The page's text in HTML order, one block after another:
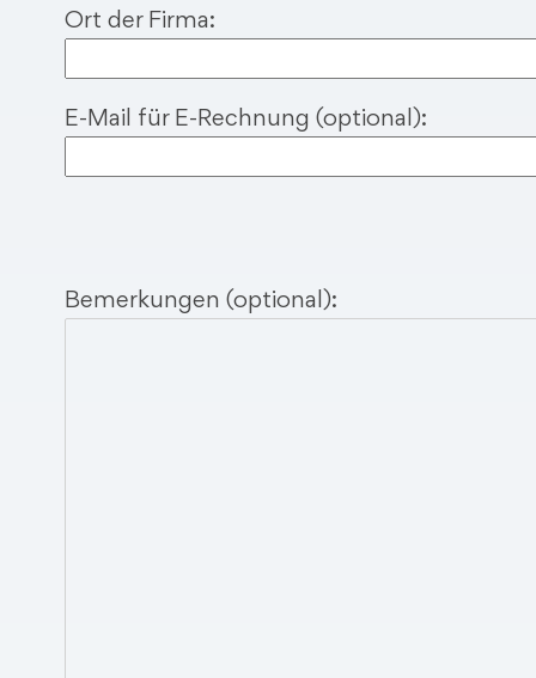
e
r
.
Ort der Firma:
E-Mail für E-Rechnung (optional):
Bemerkungen (optional):